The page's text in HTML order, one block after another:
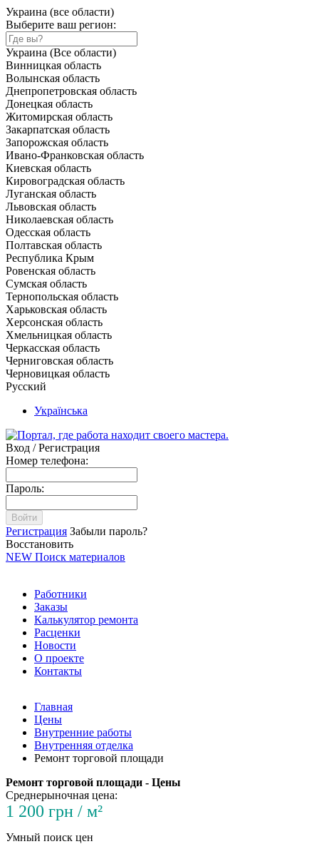
Украина (все области)
Выберите ваш регион:
Украина (Все области)
Винницкая область
Волынская область
Днепропетровская область
Донецкая область
Житомирская область
Закарпатская область
Запорожская область
Ивано-Франковская область
Киевская область
Кировоградская область
Луганская область
Львовская область
Николаевская область
Одесская область
Полтавская область
Республика Крым
Ровенская область
Сумская область
Тернопольская область
Харьковская область
Херсонская область
Хмельницкая область
Черкасская область
Черниговская область
Черновицкая область
Русский
Українська
Вход / Регистрация
Номер телефона:
Пароль:
Войти
Регистрация Забыли пароль?
Восстановить
NEW Поиск материалов
Работники
Заказы
Калькулятор ремонта
Расценки
Новости
О проекте
Контакты
Главная
Цены
Внутренние работы
Внутренняя отделка
Ремонт торговой площади
Ремонт торговой площади - Цены
Среднерыночная цена:
1 200 грн / м²
Умный поиск цен